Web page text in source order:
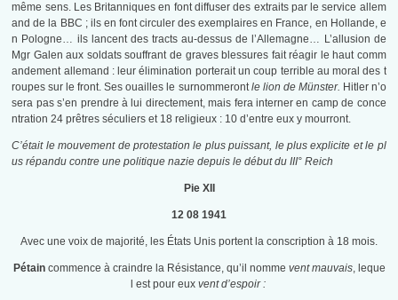
même sens. Les Britanniques en font diffuser des extraits par le service allem
and de la BBC ; ils en font circuler des exemplaires en France, en Hollande, e
n Pologne… ils lancent des tracts au-dessus de l’Allemagne… L’allusion de
Mgr Galen aux soldats souffrant de graves blessures fait réagir le haut comm
andement allemand : leur élimination porterait un coup terrible au moral des t
roupes sur le front. Ses ouailles le surnommerontle lion de Münster. Hitler n’o
sera pas s’en prendre à lui directement, mais fera interner en camp de conce
ntration 24 prêtres séculiers et 18 religieux : 10 d’entre eux y mourront.
C’était le mouvement de protestation le plus puissant, le plus explicite et le pl
us répandu contre une politique nazie depuis le début du III° Reich
Pie XII
12 08 1941
Avec une voix de majorité, les États Unis portent la conscription à 18 mois.
Pétaincommence à craindre la Résistance, qu’il nomme vent mauvais, leque
l est pour eux vent d’espoir :